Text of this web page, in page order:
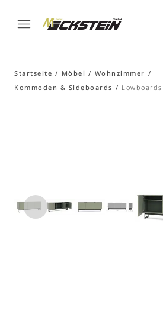
Startseite Möbel
Wohnzimmer
Kommoden & Sideboards
Lowboards